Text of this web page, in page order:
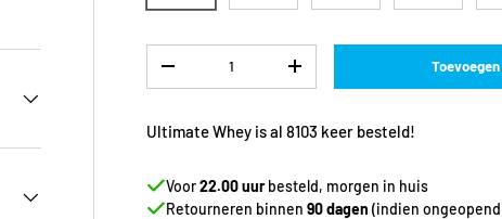
-
+
Ultimate Whey is al 8103 keer besteld!
Voor22.00 uurbesteld, morgen in huis
Retourneren binnen 90 dagen (indien